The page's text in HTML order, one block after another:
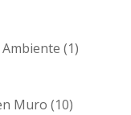
(1)
Muro (10)